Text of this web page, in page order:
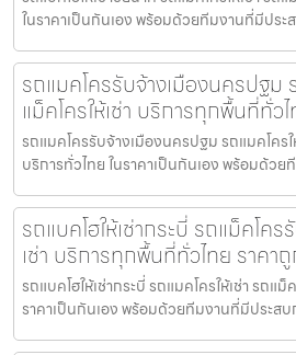
ในราคาเป็นกันเอง พร้อมด้วยทีมงานที่มีประ
รถแมคโครรับจ้างเมืองนครปฐม
แม็คโครให้เช่า บริการทุกพื้นที่ทั่ว
รถแมคโครรับจ้างเมืองนครปฐม รถแมคโคร
บริการทั่วไทย ในราคาเป็นกันเอง พร้อมด้ว
รถแบคโฮให้เช่ากระบี่ รถแม็คโคร
เช่า บริการทุกพื้นที่ทั่วไทย ราคา
รถแบคโฮให้เช่ากระบี่ รถแมคโครให้เช่า รถแ
ราคาเป็นกันเอง พร้อมด้วยทีมงานที่มีประส